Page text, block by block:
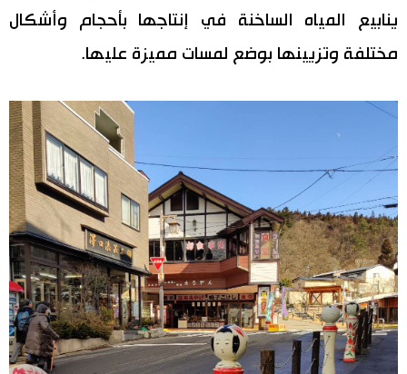
ينابيع المياه الساخنة في إنتاجها بأحجام وأشكال
مختلفة وتزيينها بوضع لمسات مميزة عليها.